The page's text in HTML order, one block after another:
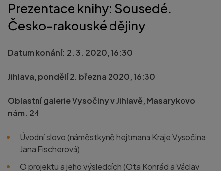
Prezentace knihy: Sousedé.
Česko-rakouské dějiny
Datum konání: 2. 3. 2020, 16:30
Jihlava, pondělí 2. března 2020, 16:30
Oblastní galerie Vysočiny v Jihlavě, Masarykovo
nám. 24
Úvodní slovo (náměstkyně hejtmana Kraje Vysočina
Jana Fischerová)
O projektu a jeho výsledcích (Ota Konrád a Václav